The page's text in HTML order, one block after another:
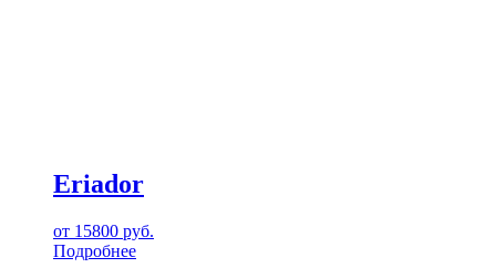
Eriador
от 15800 руб.
Подробнее